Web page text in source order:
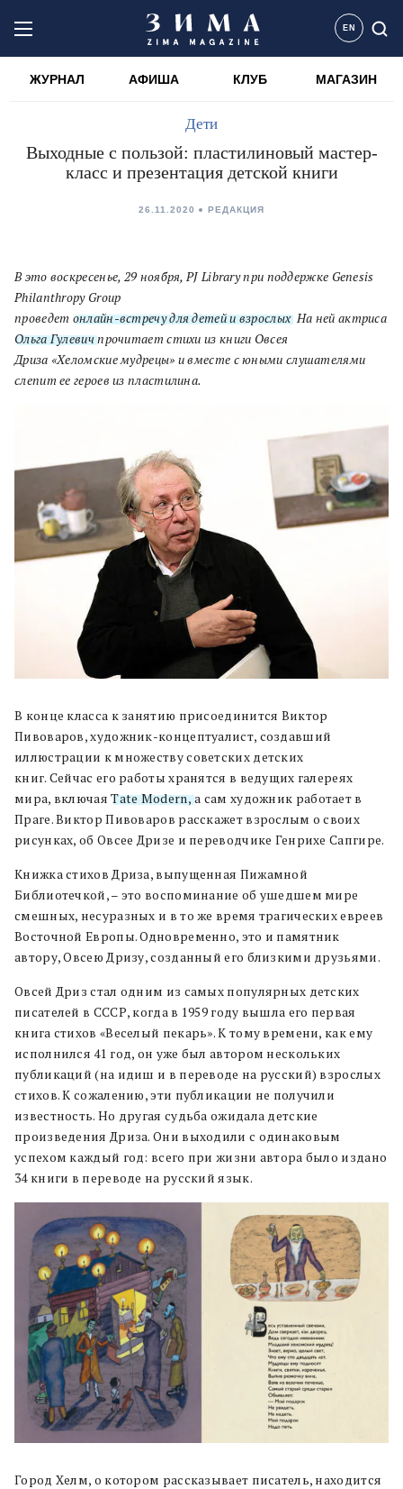
EN
ЖУРНАЛ АФИША КЛУБ МАГАЗИН
Дети
Выходные с пользой: пластилиновый мастер-
класс и презентация детской книги
26.11.2020 РЕДАКЦИЯ
В это воскресенье, 29 ноября,PJ Libraryпри поддержке Genesis
Philanthropy Group
проведет онлайн-встречудля детей и взрослых.На ней актриса
Ольга Гулевичпрочитает стихи из книги Овсея
Дриза «Хеломские мудрецы» ивместе с юными слушателями
слепит ее героев из пластилина.
В конце класса к занятию присоединится Виктор
Пивоваров, художник-концептуалист, создавший
иллюстрации к множеству советских детских
книг. Сейчас его работы хранятся в ведущих галереях
мира, включаяTate Modern,а сам художник работает в
Праге. Виктор Пивоваров расскажет взрослым о своих
рисунках, об Овсее Дризе и переводчике Генрихе Сапгире.
Книжка стихов Дриза, выпущенная Пижамной
Библиотечкой, – это воспоминание об ушедшем мире
смешных, несуразных и в то же время трагических евреев
Восточной Европы. Одновременно, это и памятник
автору, Овсею Дризу, созданный его близкими друзьями.
Овсей Дриз стал одним из самых популярных детских
писателей в СССР, когда в 1959 году вышла его первая
книга стихов «Веселый пекарь». К тому времени, как ему
исполнился 41 год, он уже был автором нескольких
публикаций (на идиш и в переводе на русский) взрослых
стихов. К сожалению, эти публикации не получили
известность. Но другая судьба ожидала детские
произведения Дриза. Они выходили с одинаковым
успехом каждый год: всего при жизни автора было издано
34 книги в переводе на русский язык.
Город Хелм, о котором рассказывает писатель, находится